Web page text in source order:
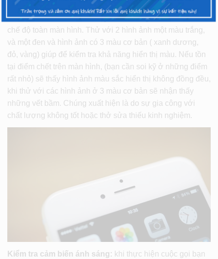
Kiểm tra điểm chết, hở sáng màn hình iPhone:
tra điểm chết trên iPhone hãy xem những bức ảnh màu ở
chế độ toàn màn hình. Thử với 2 hình ảnh một màu trắng,
và một đen và hình ảnh có 3 màu cơ bản ( xanh dương,
đỏ, vàng) giúp để kiểm tra khả năng hiển thị màu. Nếu tồn
tại điểm chết trên màn hình, (bạn cần soi kỹ ở những điểm
rất nhỏ) sẽ thấy hình ảnh màu sắc hiển thị không đồng đều,
khi thử với các hình ảnh ở 3 màu cơ bản sẽ nhận thấy
những vết bầm. Chúng xuất hiện là do sự gia công với
chất lượng không tốt hoặc thở sửa thiếu kinh nghiệm.
Kiểm tra cảm biến ánh sáng: khi thực hiện cuộc gọi bạn